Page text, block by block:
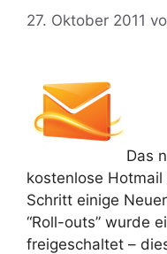
27. Oktober 2011
Das
kostenlose
Schritt einige
“Roll-outs” wurde
freigeschaltet –